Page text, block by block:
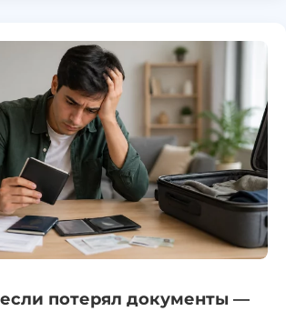
потерял документы —